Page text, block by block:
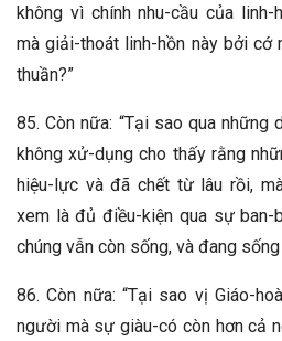
không vì chính nhu-cầu của
mà giải-thoát linh-hồn này bởi cớ
thuần?”
85. Còn nữa: “Tại sao qua
không xử-dụng cho thấy rằng
hiệu-lực và đã chết từ lâu rồi,
xem là đủ điều-kiện qua sự
chúng vẫn còn sống, và đang
86. Còn nữa: “Tại sao vị Giáo-
người mà sự giàu-có còn hơn cả